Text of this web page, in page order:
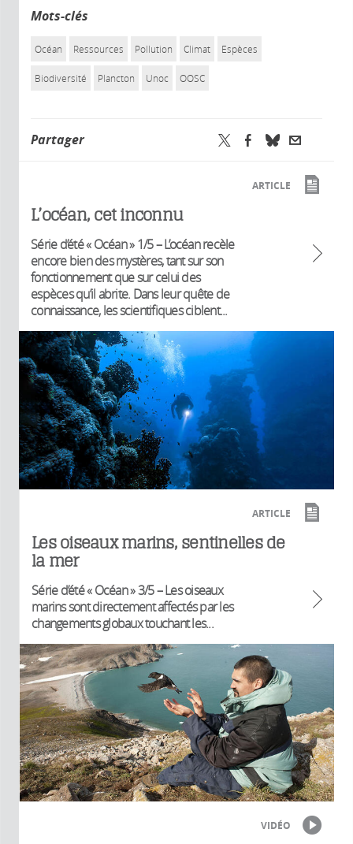
Mots-clés
Océan Ressources Pollution Climat Espèces
Biodiversité Plancton Unoc OOSC
Partager
ARTICLE
L’océan, cet inconnu
Série d’été « Océan » 1/5 – L’océan recèle
encore bien des mystères, tant sur son
fonctionnement que sur celui des
espèces qu’il abrite. Dans leur quête de
connaissance, les scientifiques ciblent...
ARTICLE
Les oiseaux marins, sentinelles de
la mer
Série d’été « Océan » 3/5 – Les oiseaux
marins sont directement affectés par les
changements globaux touchant les...
VIDÉO